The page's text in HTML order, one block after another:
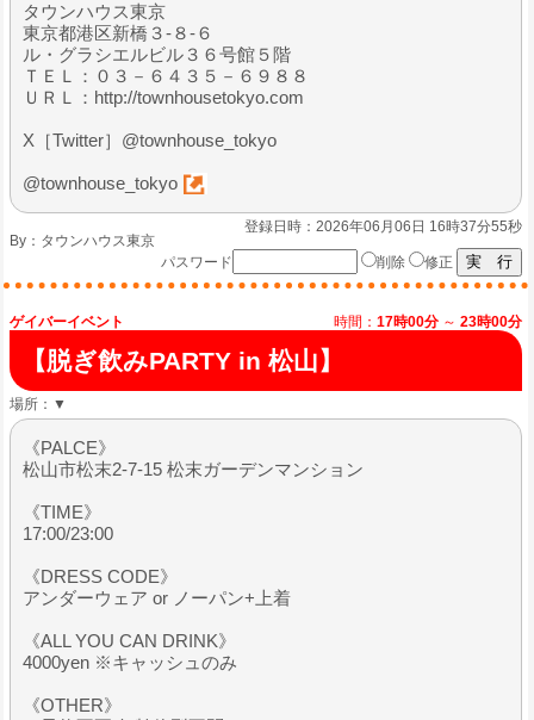
タウンハウス東京
東京都港区新橋３-８-６
ル・グラシエルビル３６号館５階
ＴＥＬ：０３－６４３５－６９８８
ＵＲＬ：http://townhousetokyo.com
X［Twitter］@townhouse_tokyo
@townhouse_tokyo
登録日時：2026年06月06日 16時37分55秒
By： タウンハウス東京
パスワード
削除 修正
ゲイバーイベント 時間： 17時00分 ～ 23時00分
【脱ぎ飲みPARTY in 松山】
場所： ▼
《PALCE》
松山市松末2-7-15 松末ガーデンマンション
《TIME》
17:00/23:00
《DRESS CODE》
アンダーウェア or ノーパン+上着
《ALL YOU CAN DRINK》
4000yen ※キャッシュのみ
《OTHER》